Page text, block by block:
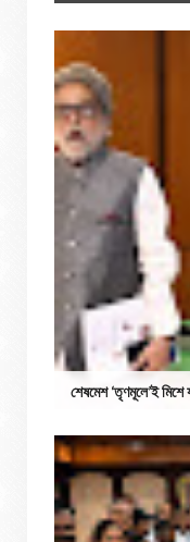
শেষমেশ ‘তৃণমূলে’ই মিশে